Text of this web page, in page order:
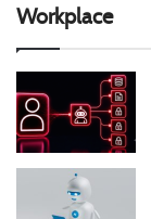
Workplace